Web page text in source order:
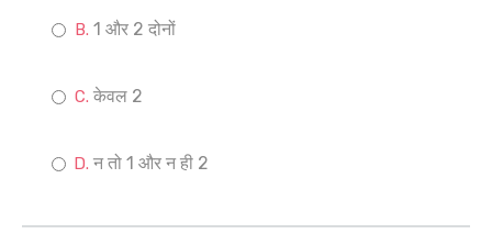
1 और 2 दोनों
केवल 2
न तो 1 और न ही 2